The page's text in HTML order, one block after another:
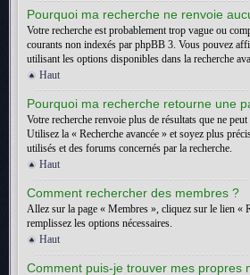
Pourquoi ma recherche ne renvoie
Votre recherche est probablement trop vague ou
courants non indexés par phpBB 3. Vous pouvez
utilisant les options disponibles dans la recherche
Haut
Pourquoi ma recherche retourne une
Votre recherche renvoie plus de résultats que ne
Utilisez la « Recherche avancée » et soyez plus
utilisés et des forums concernés par la recherche.
Haut
Comment rechercher des membres ?
Allez sur la page « Membres », cliquez sur le lien «
remplissez les options nécessaires.
Haut
Comment puis-je trouver mes propres